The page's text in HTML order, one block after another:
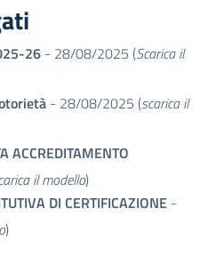
26 - 28/08/2025 (Scarica il
- 28/08/2025 (scarica il
ACCREDITAMENTO
il modello)
DI CERTIFICAZIONE -
)